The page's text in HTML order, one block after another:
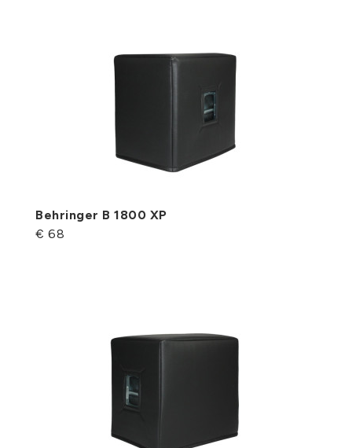
Behringer B 1800 XP
€ 68